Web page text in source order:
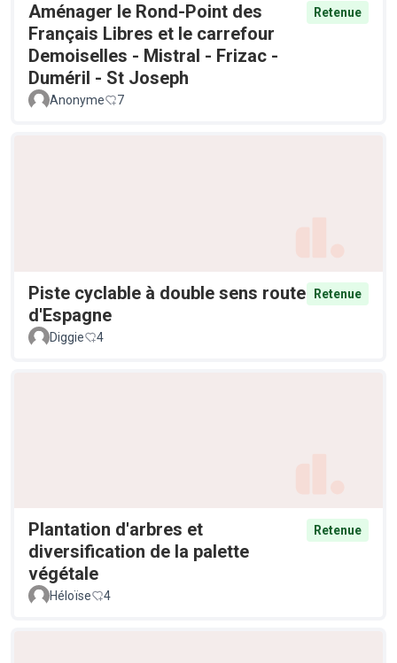
Aménager le Rond-Point des
Français Libres et le carrefour
Demoiselles - Mistral - Frizac -
Duméril - St Joseph
Retenue
Anonyme 7
Piste cyclable à double sens route
d'Espagne
Retenue
Diggie 4
Plantation d'arbres et
diversification de la palette
végétale
Retenue
Héloïse 4